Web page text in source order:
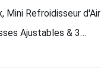
Mini Refroidisseur d'Air
Ajustables & 3